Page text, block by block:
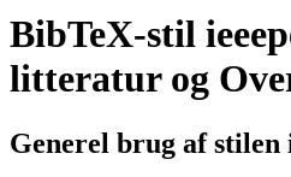
BibTeX-stil
litteratur og
Generel brug af stilen